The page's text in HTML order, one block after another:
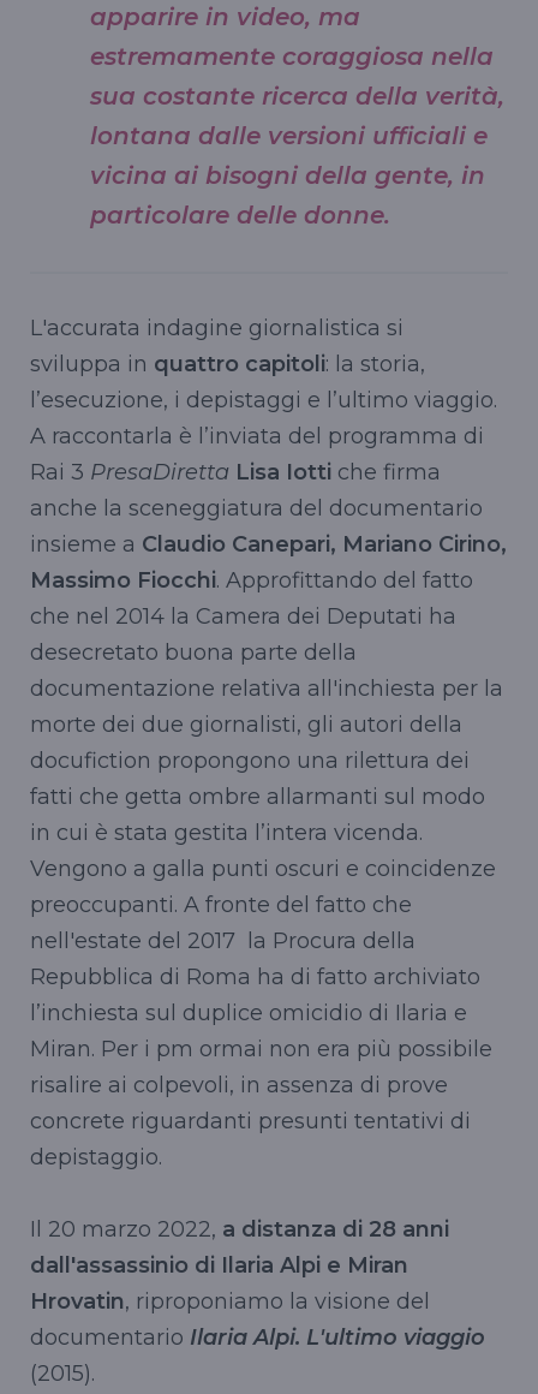
apparire in video, ma
estremamente coraggiosa nella
sua costante ricerca della verità,
lontana dalle versioni ufficiali e
vicina ai bisogni della gente, in
particolare delle donne.
L'accurata indagine giornalistica si
sviluppa in quattro capitoli: la storia,
l’esecuzione, i depistaggi e l’ultimo viaggio.
A raccontarla è l’inviata del programma di
Rai 3 PresaDiretta Lisa Iotti che firma
anche la sceneggiatura del documentario
insieme a Claudio Canepari, Mariano Cirino,
Massimo Fiocchi. Approfittando del fatto
che nel 2014 la Camera dei Deputati ha
desecretato buona parte della
documentazione relativa all'inchiesta per la
morte dei due giornalisti, gli autori della
docufiction propongono una rilettura dei
fatti che getta ombre allarmanti sul modo
in cui è stata gestita l’intera vicenda.
Vengono a galla punti oscuri e coincidenze
preoccupanti. A fronte del fatto che
nell'estate del 2017 la Procura della
Repubblica di Roma ha di fatto archiviato
l’inchiesta sul duplice omicidio di Ilaria e
Miran. Per i pm ormai non era più possibile
risalire ai colpevoli, in assenza di prove
concrete riguardanti presunti tentativi di
depistaggio.
Il 20 marzo 2022, a distanza di 28 anni
dall'assassinio di Ilaria Alpi e Miran
Hrovatin, riproponiamo la visione del
documentario Ilaria Alpi. L'ultimo viaggio
(2015).